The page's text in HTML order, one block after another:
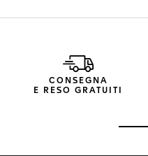
CONSEGNA
E RESO GRATUITI